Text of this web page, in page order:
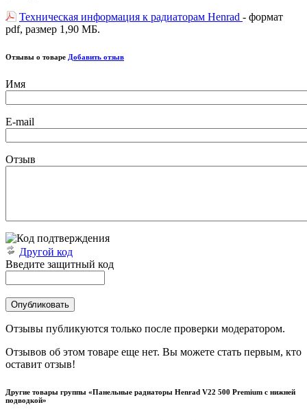
Техническая информация к радиаторам Henrad - формат
pdf, размер 1,90 МБ.
Отзывы о товаре Добавить отзыв
Имя
E-mail
Отзыв
Другой код
Введите защитный код
Отзывы публикуются только после проверки модератором.
Отзывов об этом товаре еще нет. Вы можете стать первым, кто
оставит отзыв!
Другие товары группы «Панельные радиаторы Henrad V22 500 Premium с нижней
подводкой»